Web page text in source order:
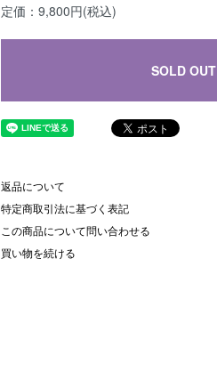
定価：9,800円(税込)
SOLD OUT
返品について
特定商取引法に基づく表記
この商品について問い合わせる
買い物を続ける